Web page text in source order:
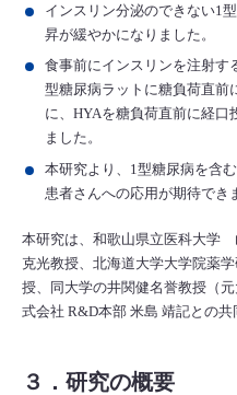
インスリン分泌のできない1
昇が緩やかになりました。
食事前にインスリンを注射す
型糖尿病ラットに糖負荷直前
に、HYAを糖負荷直前に経口
ました。
本研究より、1型糖尿病を含
患者さんへの応用が期待でき
本研究は、和歌山県立医科大学
克光教授、北海道大学大学院薬
授、同大学の井関健名誉教授（
式会社 R&D本部 米島 靖記との共
３．研究の概要